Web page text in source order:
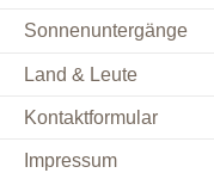
Sonnenuntergänge
Land & Leute
Kontaktformular
Impressum